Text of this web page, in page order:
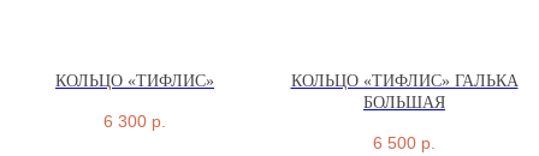
КОЛЬЦО «ТИФЛИС»
6 300 р.
КОЛЬЦО «ТИФЛИС» ГАЛЬКА
БОЛЬШАЯ
6 500 р.